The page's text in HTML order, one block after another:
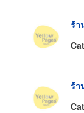
ร้า
ร้า